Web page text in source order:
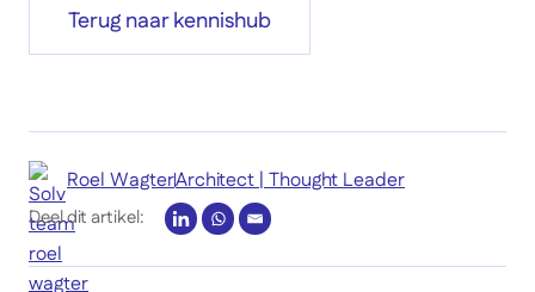
Terug naar kennishub
Roel WagterArchitect | Thought Leader
Deel dit artikel: